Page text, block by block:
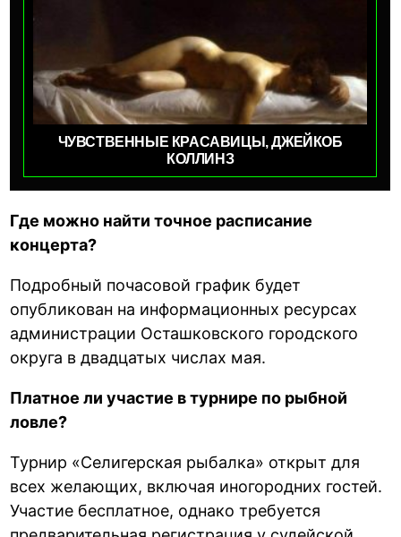
ЧУВСТВЕННЫЕ КРАСАВИЦЫ, ДЖЕЙКОБ
КОЛЛИНЗ
Где можно найти точное расписание
концерта?
Подробный почасовой график будет
опубликован на информационных ресурсах
администрации Осташковского городского
округа в двадцатых числах мая.
Платное ли участие в турнире по рыбной
ловле?
Турнир «Селигерская рыбалка» открыт для
всех желающих, включая иногородних гостей.
Участие бесплатное, однако требуется